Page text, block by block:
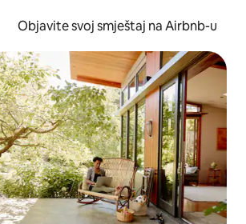
Objavite svoj smještaj na Airbnb-u